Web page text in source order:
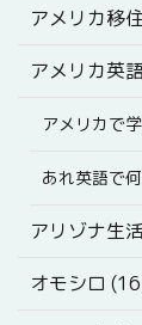
アメリカ移
アメリカ英
アメリカで
あれ英語で
アリゾナ生
オモシロ